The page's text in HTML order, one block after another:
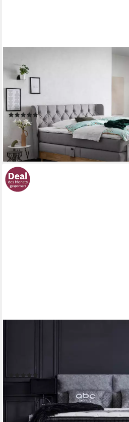
Boxspringbett EON (Boxspringbett
verstellbar Bett 160x200 mit Motor,
Matratze inklusive Visco Topper), in
Polsterbett Motorbett mit Eiche
(84)
ab 1.979,00 €
lieferbar - in 2-3 Werktagen bei dir
Alcantara in Anthrazit (inkl. Matratze
ab 1.565,74 € UVP 1.939,00 €
nur diesen Monat
lieferbar - in 8-10 Werktagen bei dir